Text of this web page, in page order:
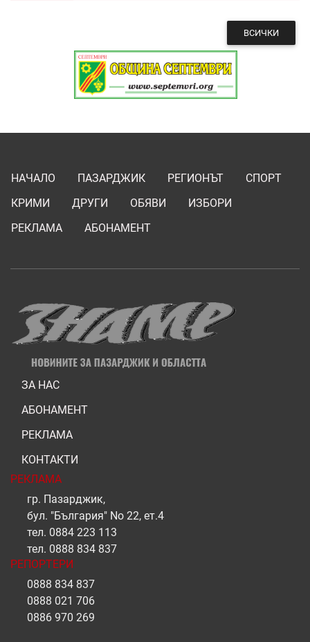
ВСИЧКИ
НАЧАЛО ПАЗАРДЖИК РЕГИОНЪТ
СПОРТ
КРИМИ
ДРУГИ ОБЯВИ
ИЗБОРИ
РЕКЛАМА
АБОНАМЕНТ
ЗА НАС
АБОНАМЕНТ
РЕКЛАМА
КОНТАКТИ
РЕКЛАМА
гр. Пазарджик,
бул. "България" No 22, ет.4
тел. 0884 223 113
тел. 0888 834 837
РЕПОРТЕРИ
0888 834 837
0888 021 706
0886 970 269